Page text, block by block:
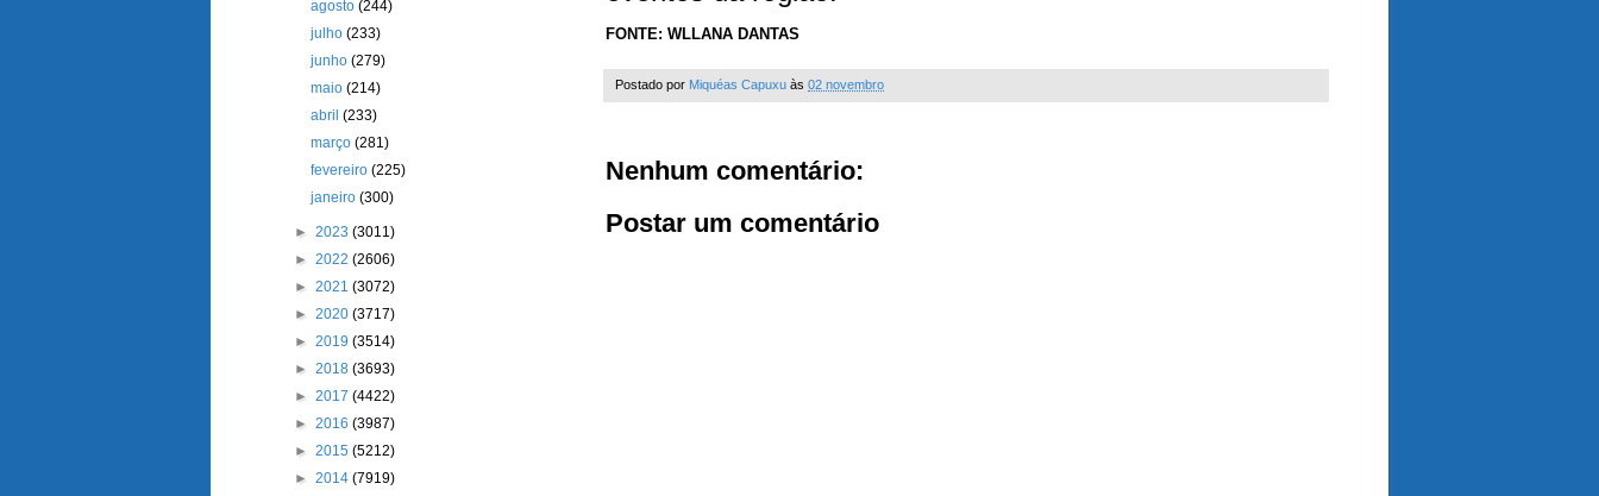
FONTE: WLLANA DANTAS
Postado por Miquéas Capuxu às 02 novembro
Nenhum comentário:
Postar um comentário
agosto(244)
julho(233)
junho(279)
maio(214)
abril(233)
março(281)
fevereiro(225)
janeiro(300)
► 2023 (3011)
► 2022 (2606)
► 2021 (3072)
► 2020 (3717)
► 2019 (3514)
► 2018 (3693)
► 2017 (4422)
► 2016 (3987)
► 2015 (5212)
► 2014 (7919)